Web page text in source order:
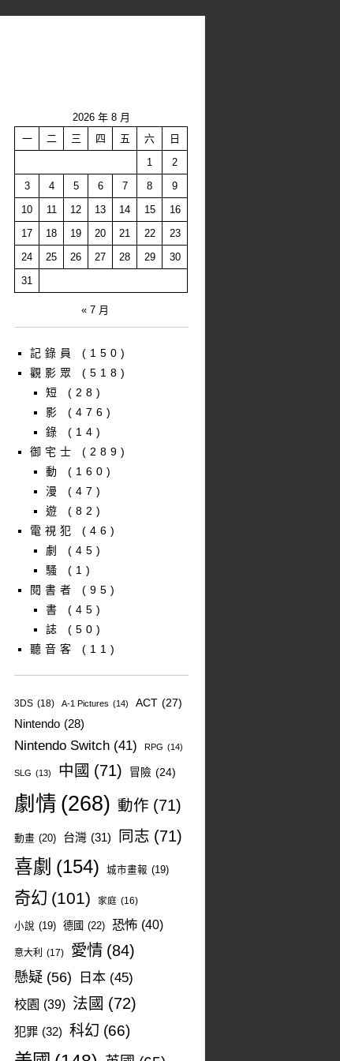
2026 年 8 月
一
二 三 四 五 六
日
1
2
3
4 5 6 7 8
9
10
11 12 13 14 15
16
17
18 19 20 21 22
23
24
25 26 27 28 29
30
31
« 7 月
記錄員
(150)
觀影眾
(518)
短
(28)
影
(476)
錄
(14)
御宅士
(289)
動
(160)
漫
(47)
遊
(82)
電視犯
(46)
劇
(45)
騷
(1)
閱書者
(95)
書
(45)
誌
(50)
聽音客
(11)
3DS (18) A-1 Pictures (14) ACT (27)
Nintendo (28)
Nintendo Switch (41) RPG (14)
SLG (13) 中國 (71) 冒險 (24)
劇情 (268) 動作 (71)
動畫 (20) 台灣 (31) 同志 (71)
喜劇 (154) 城市畫報 (19)
奇幻 (101) 家庭 (16)
小說 (19) 德國 (22) 恐怖 (40)
意大利 (17) 愛情 (84)
懸疑 (56) 日本 (45)
校園 (39) 法國 (72)
犯罪 (32) 科幻 (66)